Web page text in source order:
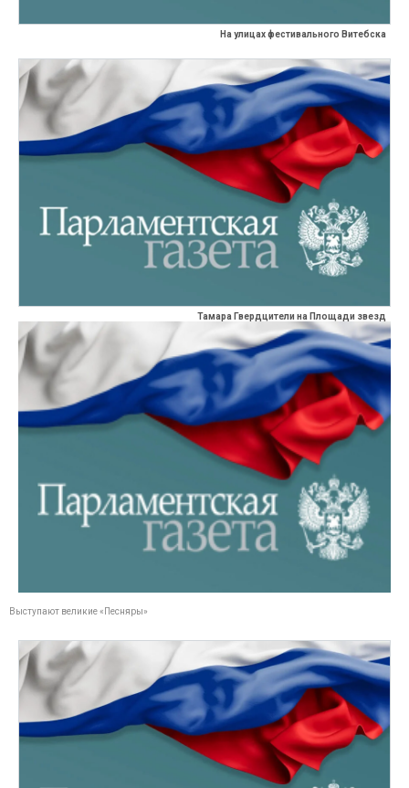
На улицах фестивального Витебска
Тамара Гвердцители на Площади звезд
Выступают великие «Песняры»